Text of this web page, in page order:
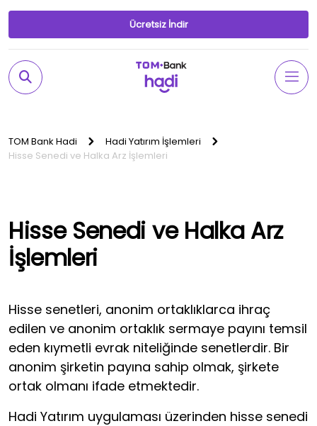
Ücretsiz İndir
TOM Bank Hadi
Hadi Yatırım İşlemleri
Hisse Senedi ve Halka Arz İşlemleri
Hisse Senedi ve Halka Arz
İşlemleri
Hisse senetleri, anonim ortaklıklarca ihraç
edilen ve anonim ortaklık sermaye payını temsil
eden kıymetli evrak niteliğinde senetlerdir. Bir
anonim şirketin payına sahip olmak, şirkete
ortak olmanı ifade etmektedir.
Hadi Yatırım uygulaması üzerinden hisse senedi